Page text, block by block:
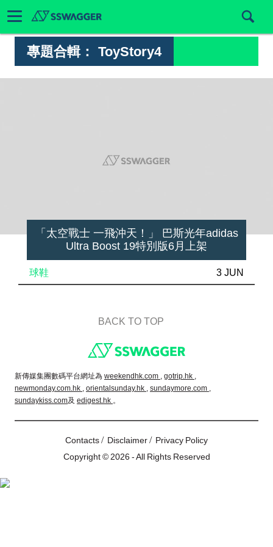
專題合輯： ToyStory4
「太空戰士 一飛沖天！」 巴斯光年adidas
Ultra Boost 19特別版6月上架
球鞋 3 JUN
BACK TO TOP
新傳媒集團數碼平台網址為 weekendhk.com , gotrip.hk ,
newmonday.com.hk , orientalsunday.hk , sundaymore.com ,
sundaykiss.com及 edigest.hk 。
Contacts/ Disclaimer/ Privacy Policy
Copyright © 2026 - All Rights Reserved